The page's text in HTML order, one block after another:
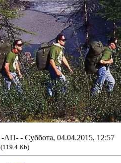
-АП- - Суббота, 04.04.2015, 12:57
(119.4 Kb)